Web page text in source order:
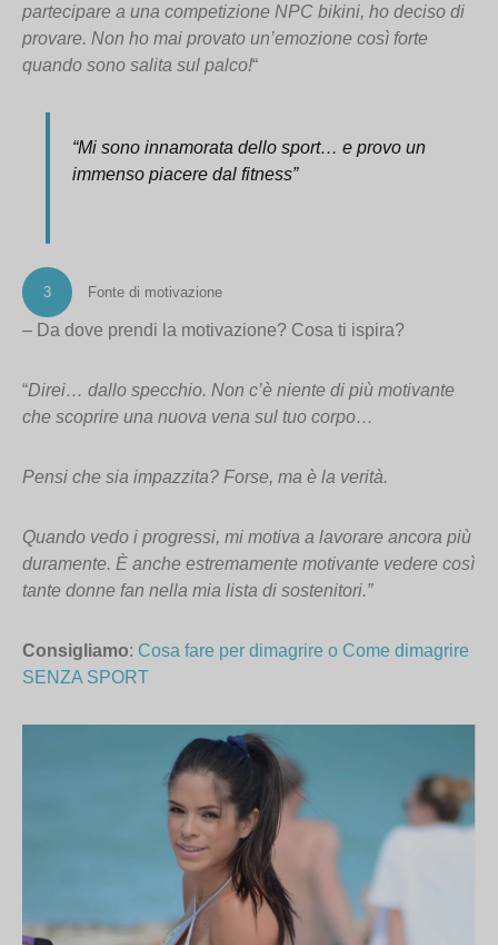
partecipare a una competizione NPC bikini, ho deciso di
provare. Non ho mai provato un’emozione così forte
quando sono salita sul palco!“
“Mi sono innamorata dello sport… e provo un
immenso piacere dal fitness”
3 Fonte di motivazione
– Da dove prendi la motivazione? Cosa ti ispira?
“Direi… dallo specchio. Non c’è niente di più motivante
che scoprire una nuova vena sul tuo corpo…
Pensi che sia impazzita? Forse, ma è la verità.
Quando vedo i progressi, mi motiva a lavorare ancora più
duramente. È anche estremamente motivante vedere così
tante donne fan nella mia lista di sostenitori.”
Consigliamo: Cosa fare per dimagrire o Come dimagrire
SENZA SPORT